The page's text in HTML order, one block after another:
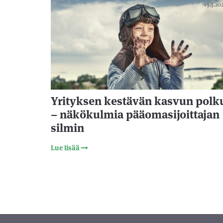
Yrityksen kestävän kasvun
– näkökulmia pääomasijoittajan
silmin
Lue lisää